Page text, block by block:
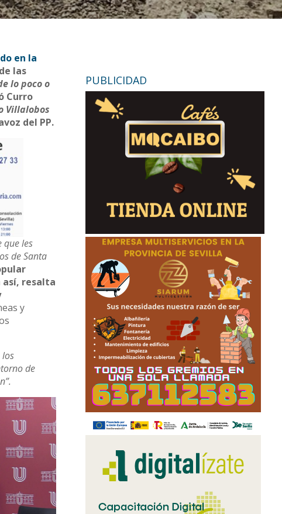
en la
las
lo poco o
Curro
Villalobos
del PP.
que les
de Santa
así, resalta
y
los
de
PUBLICIDAD